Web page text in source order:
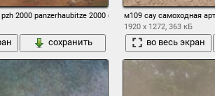
мировой войны класса самоходных гаубиц военная
2000 panzerhaubitze 2000 бронированная гаубица
сохранить
м109 сау самоходная
1920 x 1272, 363 кБ
во весь экран